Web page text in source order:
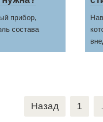
прибор,
состава
Назад 1